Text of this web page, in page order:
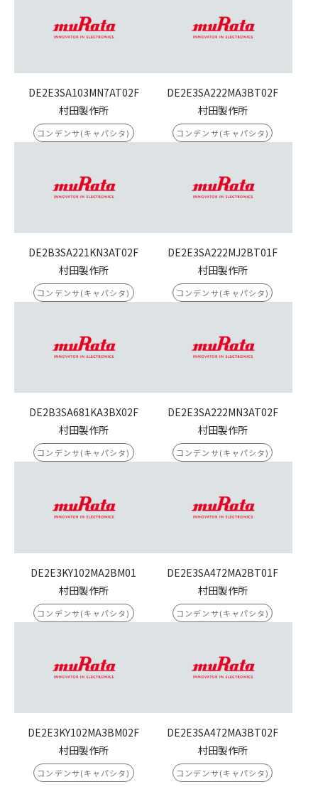
DE2E3SA103MN7AT02F
村田製作所
コンデンサ(キャパシタ)
DE2E3SA222MA3BT02F
村田製作所
コンデンサ(キャパシタ)
DE2B3SA221KN3AT02F
村田製作所
コンデンサ(キャパシタ)
DE2E3SA222MJ2BT01F
村田製作所
コンデンサ(キャパシタ)
DE2B3SA681KA3BX02F
村田製作所
コンデンサ(キャパシタ)
DE2E3SA222MN3AT02F
村田製作所
コンデンサ(キャパシタ)
DE2E3KY102MA2BM01
村田製作所
コンデンサ(キャパシタ)
DE2E3SA472MA2BT01F
村田製作所
コンデンサ(キャパシタ)
DE2E3KY102MA3BM02F
村田製作所
コンデンサ(キャパシタ)
DE2E3SA472MA3BT02F
村田製作所
コンデンサ(キャパシタ)